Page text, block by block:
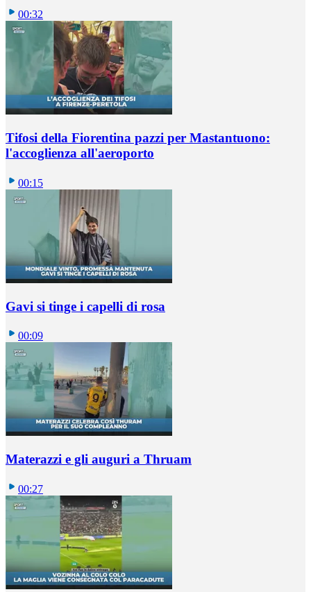
00:32
Tifosi della Fiorentina pazzi per Mastantuono:
l'accoglienza all'aeroporto
00:15
Gavi si tinge i capelli di rosa
00:09
Materazzi e gli auguri a Thruam
00:27